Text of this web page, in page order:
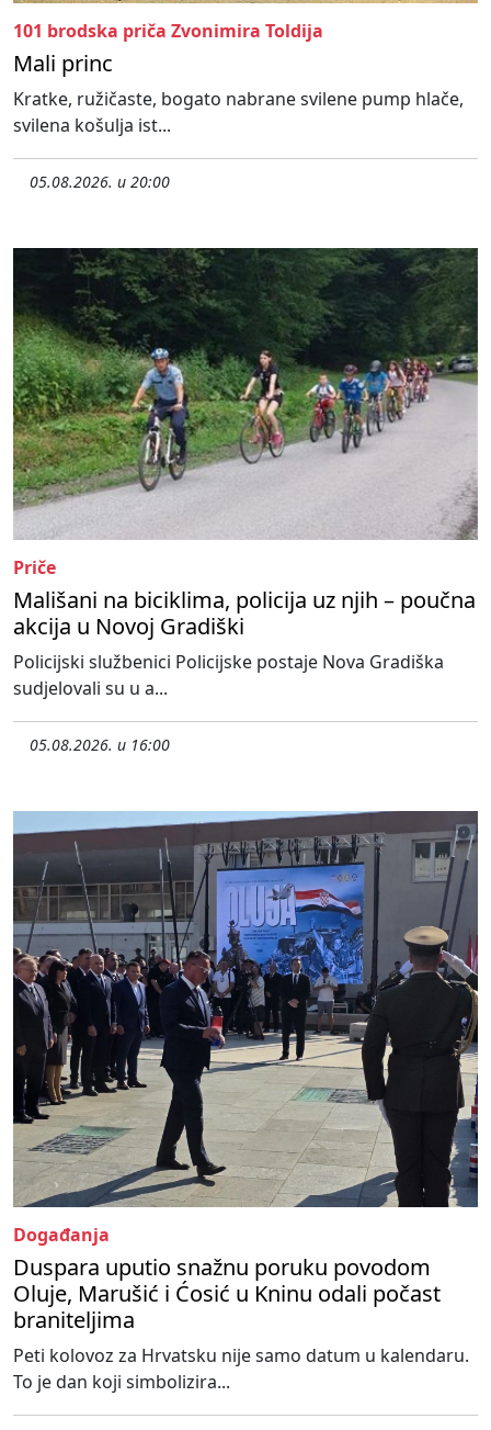
101 brodska priča Zvonimira Toldija
Mali princ
Kratke, ružičaste, bogato nabrane svilene pump hlače,
svilena košulja ist...
05.08.2026. u 20:00
Priče
Mališani na biciklima, policija uz njih – poučna
akcija u Novoj Gradiški
Policijski službenici Policijske postaje Nova Gradiška
sudjelovali su u a...
05.08.2026. u 16:00
Događanja
Duspara uputio snažnu poruku povodom
Oluje, Marušić i Ćosić u Kninu odali počast
braniteljima
Peti kolovoz za Hrvatsku nije samo datum u kalendaru.
To je dan koji simbolizira...